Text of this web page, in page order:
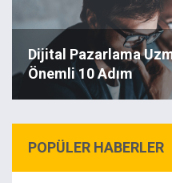
Dijital Pazarlama
Önemli 10 Adım
POPÜLER HABERLER